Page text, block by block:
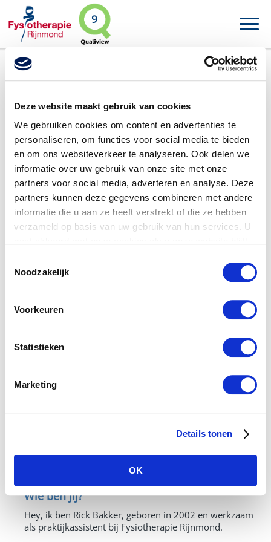
Deze website maakt gebruik van cookies
We gebruiken cookies om content en advertenties te
personaliseren, om functies voor social media te bieden
en om ons websiteverkeer te analyseren. Ook delen we
informatie over uw gebruik van onze site met onze
partners voor social media, adverteren en analyse. Deze
partners kunnen deze gegevens combineren met andere
informatie die u aan ze heeft verstrekt of die ze hebben
verzameld op basis van uw gebruik van hun services. U
privacybeleid
Noodzakelijk
Voorkeuren
Statistieken
Marketing
Details tonen
OK
9
Rick Bakker
Rick Bakker, praktijkassistent
Wie ben jij?
Hey, ik ben Rick Bakker, geboren in 2002 en werkzaam
als praktijkassistent bij Fysiotherapie Rijnmond.